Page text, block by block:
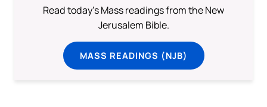
Read today's Mass readings from the New
Jerusalem Bible.
MASS READINGS (NJB)